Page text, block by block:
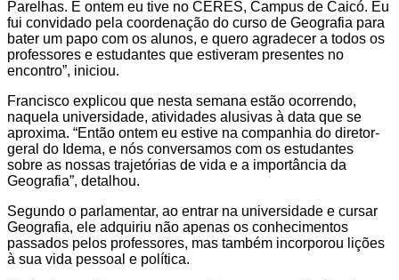
Parelhas. E ontem eu tive no CERES, Campus de Caicó. Eu
fui convidado pela coordenação do curso de Geografia para
bater um papo com os alunos, e quero agradecer a todos os
professores e estudantes que estiveram presentes no
encontro”, iniciou.
Francisco explicou que nesta semana estão ocorrendo,
naquela universidade, atividades alusivas à data que se
aproxima. “Então ontem eu estive na companhia do diretor-
geral do Idema, e nós conversamos com os estudantes
sobre as nossas trajetórias de vida e a importância da
Geografia”, detalhou.
Segundo o parlamentar, ao entrar na universidade e cursar
Geografia, ele adquiriu não apenas os conhecimentos
passados pelos professores, mas também incorporou lições
à sua vida pessoal e política.